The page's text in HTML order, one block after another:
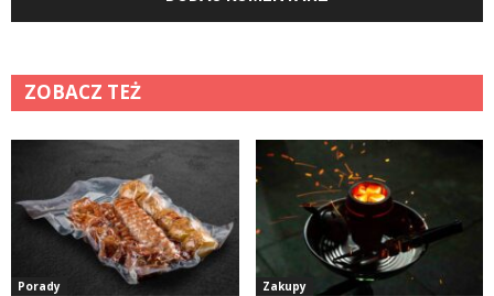
ZOBACZ TEŻ
Porady Zakupy